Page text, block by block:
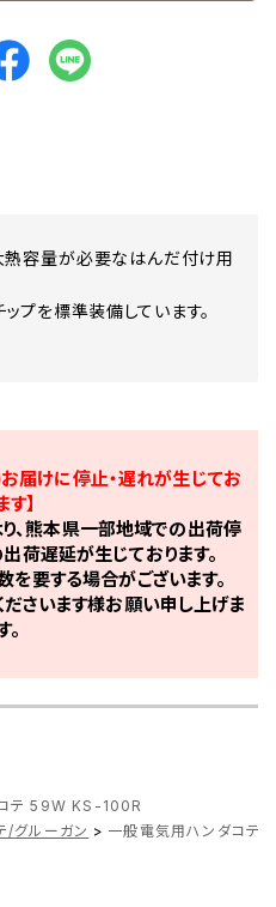
熱容量が必要なはんだ付け用
プを標準装備しています。
届けに停止・遅れが生じてお
す】
、熊本県一部地域での出荷停
荷遅延が生じております。
要する場合がございます。
さいます様お願い申し上げま
。
テ 59W KS-100R
/グルーガン > 一般電気用ハンダコテ